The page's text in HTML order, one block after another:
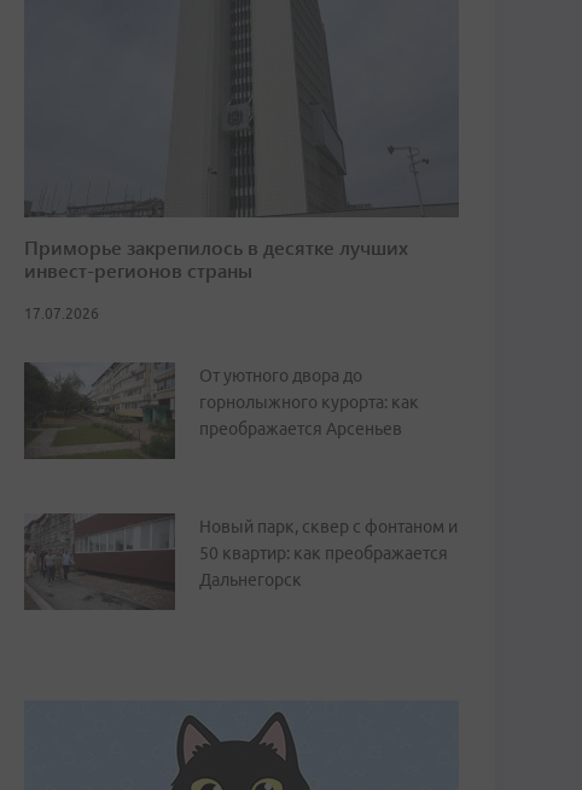
Приморье закрепилось в десятке лучших
инвест-регионов страны
17.07.2026
От уютного двора до
горнолыжного курорта: как
преображается Арсеньев
Новый парк, сквер с фонтаном и
50 квартир: как преображается
Дальнегорск